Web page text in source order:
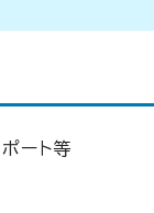
ート等